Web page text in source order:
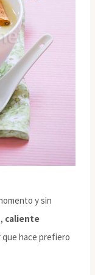
y sin
caliente
que hace prefiero